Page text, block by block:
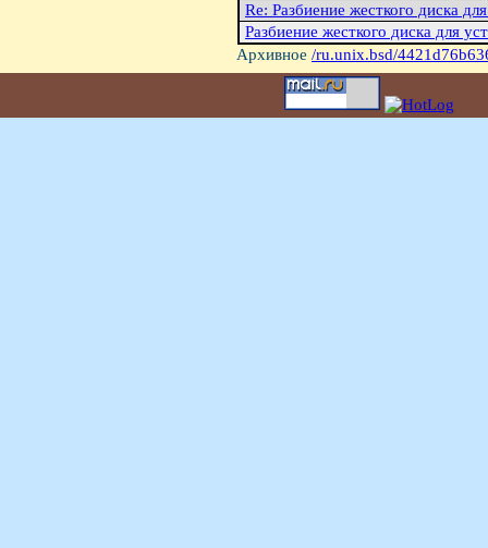
Re: Разбиение жесткого диска
Разбиение жесткого диска для
Архивное /ru.unix.bsd/